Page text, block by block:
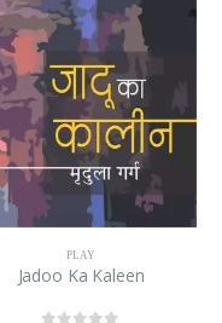
PLAY
Jadoo Ka Kaleen